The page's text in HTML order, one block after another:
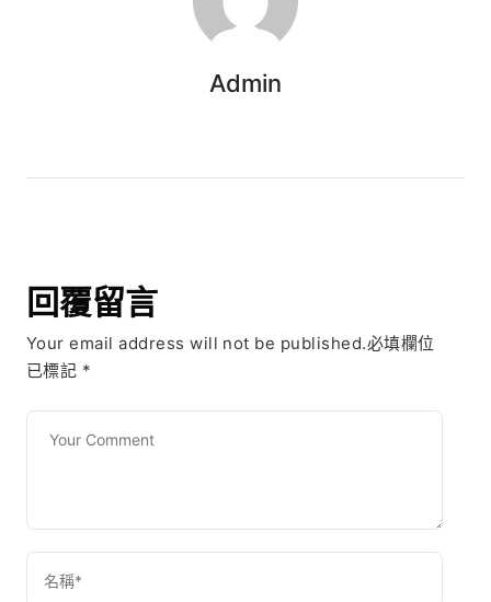
Admin
回覆留言
Your email address will not be published.必填欄位
已標記 *